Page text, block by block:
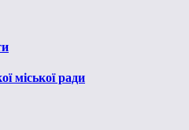
міської ради